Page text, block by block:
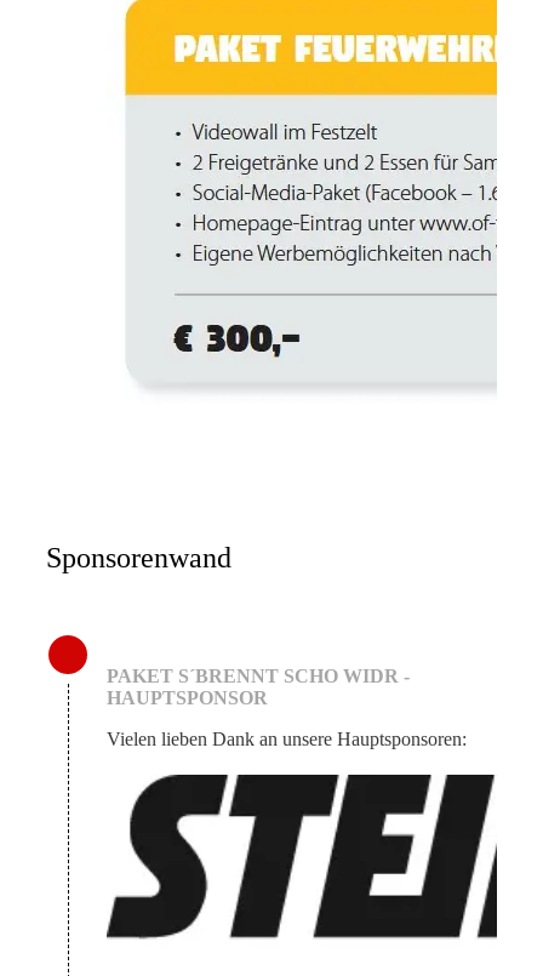
Sponsorenwand
PAKET S´BRENNT SCHO WIDR -
HAUPTSPONSOR
Vielen lieben Dank an unsere Hauptsponsoren: